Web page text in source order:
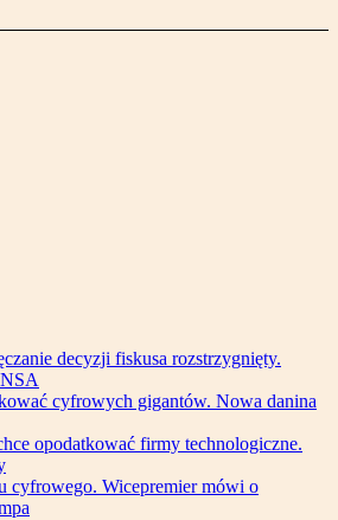
decyzji fiskusa rozstrzygnięty.
cyfrowych gigantów. Nowa danina
opodatkować firmy technologiczne.
cyfrowego. Wicepremier mówi o